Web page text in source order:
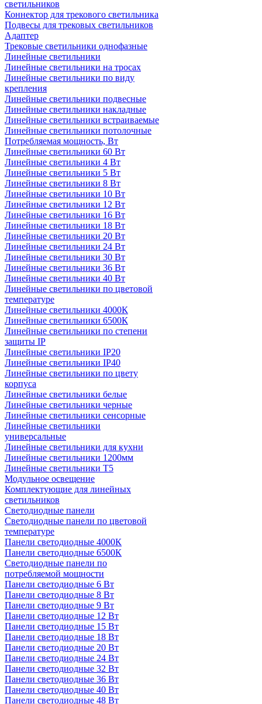
светильников
Коннектор для трекового светильника
Подвесы для трековых светильников
Адаптер
Трековые светильники однофазные
Линейные светильники
Линейные светильники на тросах
Линейные светильники по виду
крепления
Линейные светильники подвесные
Линейные светильники накладные
Линейные светильники встраиваемые
Линейные светильники потолочные
Потребляемая мощность, Вт
Линейные светильники 60 Вт
Линейные светильники 4 Вт
Линейные светильники 5 Вт
Линейные светильники 8 Вт
Линейные светильники 10 Вт
Линейные светильники 12 Вт
Линейные светильники 16 Вт
Линейные светильники 18 Вт
Линейные светильники 20 Вт
Линейные светильники 24 Вт
Линейные светильники 30 Вт
Линейные светильники 36 Вт
Линейные светильники 40 Вт
Линейные светильники по цветовой
температуре
Линейные светильники 4000К
Линейные светильники 6500К
Линейные светильники по степени
защиты IP
Линейные светильники IP20
Линейные светильники IP40
Линейные светильники по цвету
корпуса
Линейные светильники белые
Линейные светильники черные
Линейные светильники сенсорные
Линейные светильники
универсальные
Линейные светильники для кухни
Линейные светильники 1200мм
Линейные светильники Т5
Модульное освещение
Комплектующие для линейных
светильников
Светодиодные панели
Светодиодные панели по цветовой
температуре
Панели светодиодные 4000К
Панели светодиодные 6500К
Светодиодные панели по
потребляемой мощности
Панели светодиодные 6 Вт
Панели светодиодные 8 Вт
Панели светодиодные 9 Вт
Панели светодиодные 12 Вт
Панели светодиодные 15 Вт
Панели светодиодные 18 Вт
Панели светодиодные 20 Вт
Панели светодиодные 24 Вт
Панели светодиодные 32 Вт
Панели светодиодные 36 Вт
Панели светодиодные 40 Вт
Панели светодиодные 48 Вт